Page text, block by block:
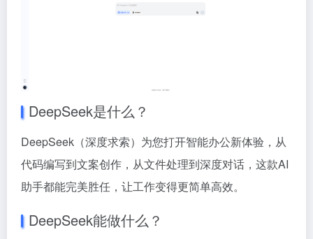
DeepSeek是什么？
DeepSeek（深度求索）为您打开智能办公新体验，从
代码编写到文案创作，从文件处理到深度对话，这款AI
助手都能完美胜任，让工作变得更简单高效。
DeepSeek能做什么？